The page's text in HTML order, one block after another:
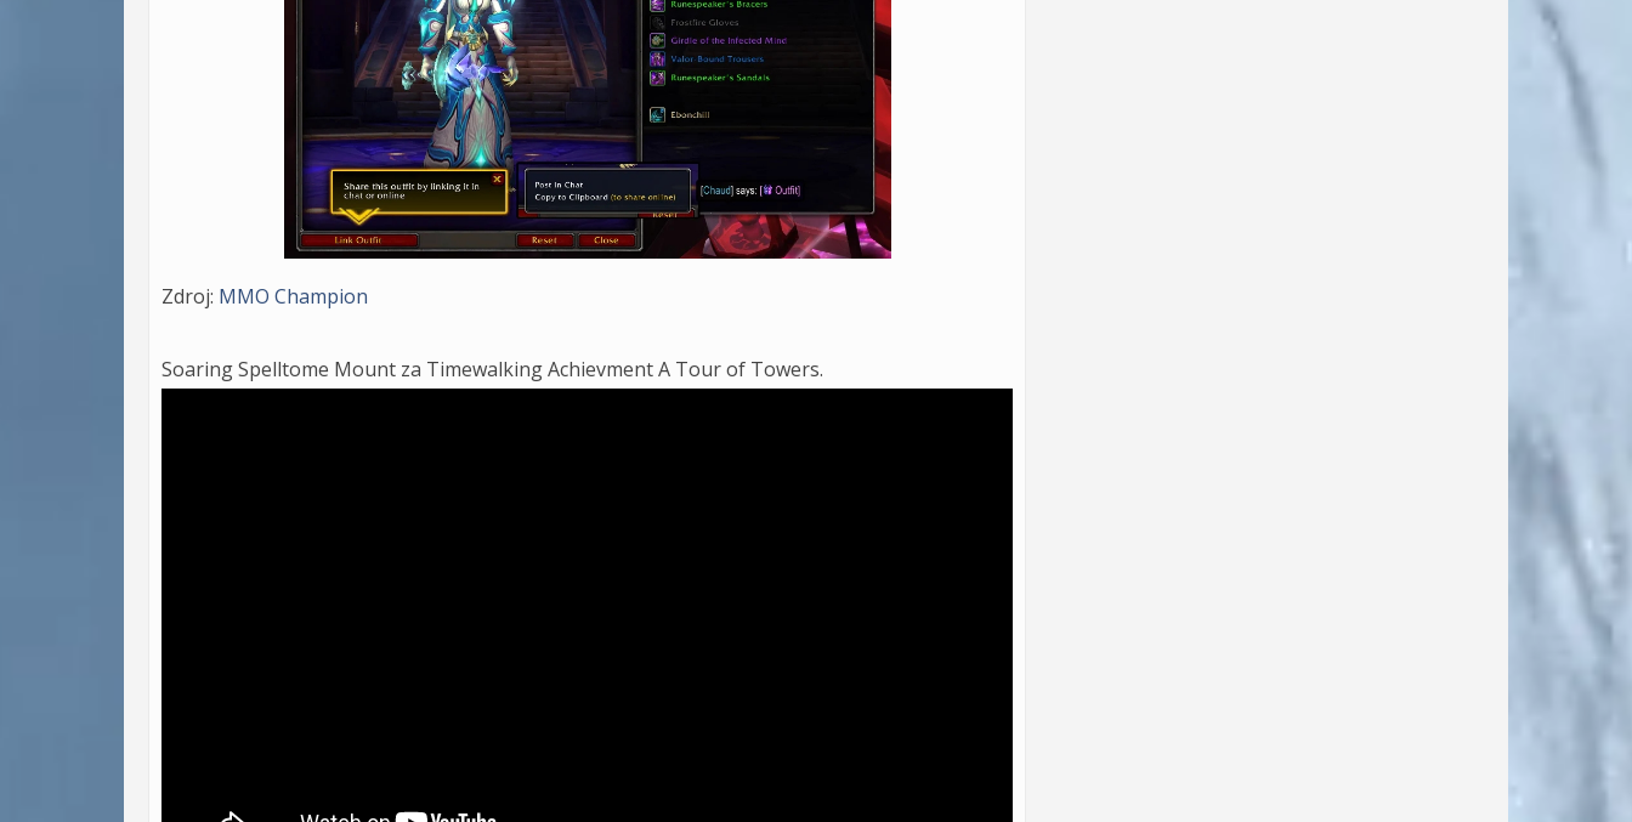
Zdroj: MMO Champion
Soaring Spelltome Mount za Timewalking Achievment A Tour of Towers.